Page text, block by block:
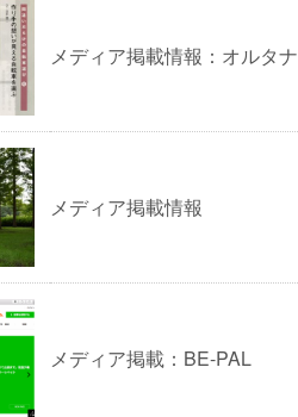
メディア掲載情報：オルタナ
メディア掲載情報
メディア掲載：BE-PAL